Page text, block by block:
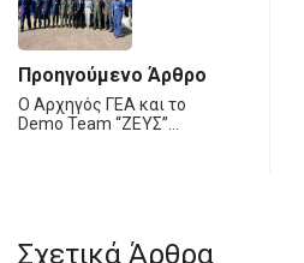
Προηγούμενο Άρθρο
Ο Αρχηγός ΓΕΑ και το
Demo Team “ΖΕΥΣ”…
Σχετικά Άρθρα